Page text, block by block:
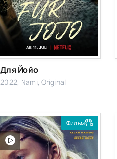
Для Йойо
2022, Nami, Original
Фильм